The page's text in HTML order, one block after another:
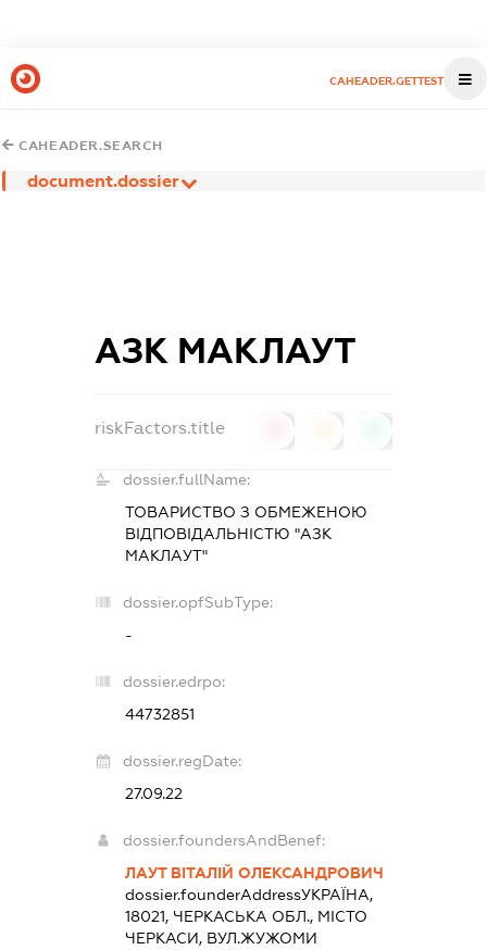
CAHEADER.GETTEST
CAHEADER.SEARCH
document.dossier
АЗК МАКЛАУТ
riskFactors.title
dossier.fullName:
ТОВАРИСТВО З ОБМЕЖЕНОЮ
ВІДПОВІДАЛЬНІСТЮ "АЗК
МАКЛАУТ"
dossier.opfSubType:
-
dossier.edrpo:
44732851
dossier.regDate:
27.09.22
dossier.foundersAndBenef:
ЛАУТ ВІТАЛІЙ ОЛЕКСАНДРОВИЧ
dossier.founderAddressУКРАЇНА,
18021, ЧЕРКАСЬКА ОБЛ., МІСТО
ЧЕРКАСИ, ВУЛ.ЖУЖОМИ